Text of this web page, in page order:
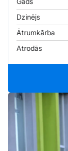
Dzinējs
Ātrumkārba
Atrodās